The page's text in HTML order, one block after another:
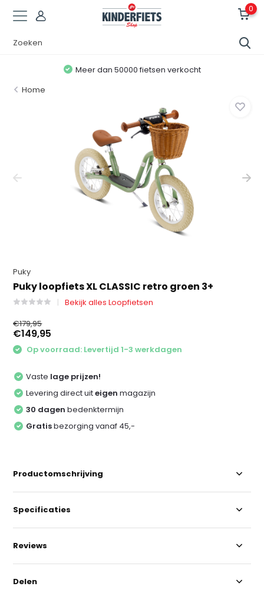
0
Meer dan 50000 fietsen verkocht
Home
Puky
Puky loopfiets XL CLASSIC retro groen 3+
Bekijk alles Loopfietsen
€179,95
€149,95
Op voorraad: Levertijd 1-3 werkdagen
Vaste lage prijzen!
Levering direct uiteigen magazijn
30 dagen bedenktermijn
Gratisbezorging vanaf 45,-
Productomschrijving
Specificaties
Reviews
Delen